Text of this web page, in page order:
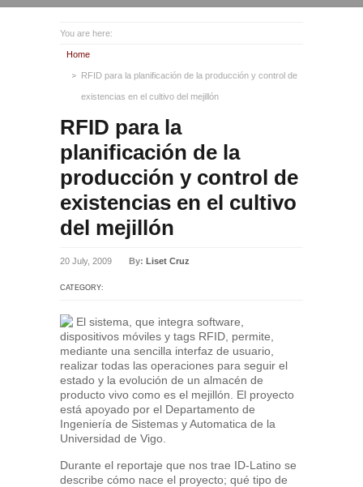
You are here:
Home
RFID para la planificación de la producción y control de
existencias en el cultivo del mejillón
RFID para la
planificación de la
producción y control de
existencias en el cultivo
del mejillón
20 July, 2009 By: Liset Cruz
CATEGORY:
El sistema, que integra software,
dispositivos móviles y tags RFID, permite,
mediante una sencilla interfaz de usuario,
realizar todas las operaciones para seguir el
estado y la evolución de un almacén de
producto vivo como es el mejillón. El proyecto
está apoyado por el Departamento de
Ingeniería de Sistemas y Automatica de la
Universidad de Vigo.
Durante el reportaje que nos trae ID-Latino se
describe cómo nace el proyecto; qué tipo de